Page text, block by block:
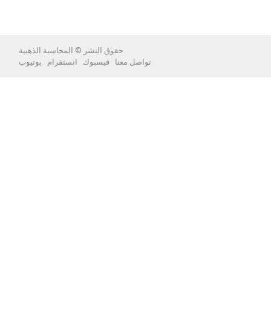
حقوق النشر © المحاسبة الذهبية
تواصل معنا فيسبوك انستقرام يوتيوب